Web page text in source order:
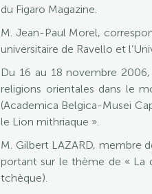
du Figaro Magazine.
M. Jean-Paul Morel,
universitaire de Ravello et
Du 16 au 18 novembre
religions orientales dans le
(Academica Belgica-Musei
le Lion mithriaque ».
M. Gilbert LAZARD, membre
portant sur le thème de « La
tchèque).